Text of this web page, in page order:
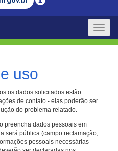
Legislação
Toggle
uso
os dados solicitados estão
de contato - elas poderão ser
do problema relatado.
preencha dados pessoais em
será pública (campo reclamação,
pessoais necessárias